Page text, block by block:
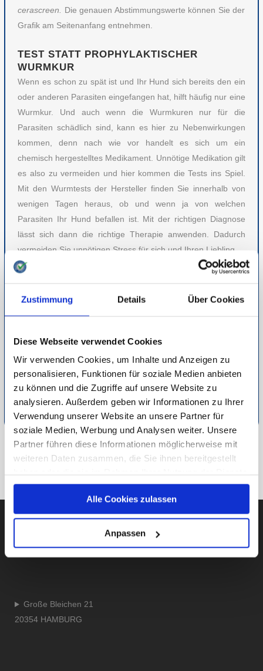
Zustimmung Details Über Cookies
Diese Webseite verwendet Cookies
Wir verwenden Cookies, um Inhalte und Anzeigen zu
personalisieren, Funktionen für soziale Medien anbieten
zu können und die Zugriffe auf unsere Website zu
analysieren. Außerdem geben wir Informationen zu Ihrer
Verwendung unserer Website an unsere Partner für
soziale Medien, Werbung und Analysen weiter. Unsere
Partner führen diese Informationen möglicherweise mit
weiteren Daten zusammen, die Sie ihnen bereitgestellt
gesammelt haben.
Unsere Datenschutzerklärung finden siehier.
Alle Cookies zulassen
Anpassen
cerascreen. Die genauen Abstimmungswerte können Sie der
Grafik am Seitenanfang entnehmen.
TEST STATT PROPHYLAKTISCHER
WURMKUR
Wenn es schon zu spät ist und Ihr Hund sich bereits den ein
oder anderen Parasiten eingefangen hat, hilft häufig nur eine
Wurmkur. Und auch wenn die Wurmkuren nur für die
Parasiten schädlich sind, kann es hier zu Nebenwirkungen
kommen, denn nach wie vor handelt es sich um ein
chemisch hergestelltes Medikament. Unnötige Medikation gilt
es also zu vermeiden und hier kommen die Tests ins Spiel.
Mit den Wurmtests der Hersteller finden Sie innerhalb von
wenigen Tagen heraus, ob und wenn ja von welchen
Parasiten Ihr Hund befallen ist. Mit der richtigen Diagnose
lässt sich dann die richtige Therapie anwenden. Dadurch
vermeiden Sie unnötigen Stress für sich und Ihren Liebling.
Die Anwendung der Tests ist sehr leicht. Bei dem nächsten
Utensilien eine Kotprobe Ihres Hundes entnehmen. Das
Ergebnis. Viele Hersteller arbeiten mit digitalen Apps, sodass
Sie die Resultate noch schneller erhalten. So leicht lässt sich
die Gesundheit Ihres Hundes bewahren.
Detaillierte Informationen zur Durchführung unserer Studien
finden Sie unter
Methodik .
AUBII GMBH
Große Bleichen 21
20354 HAMBURG